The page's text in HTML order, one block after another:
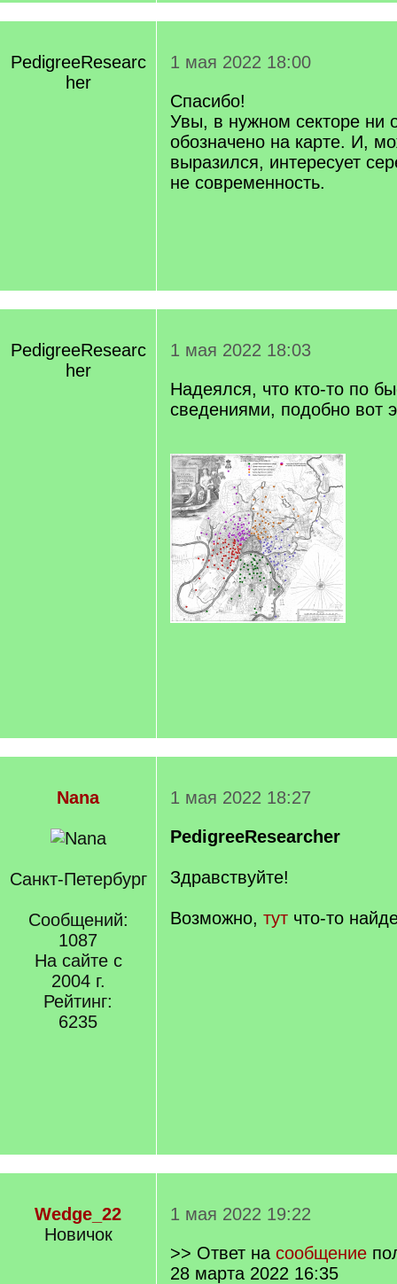
PedigreeResearc
her
1 мая 2022 18:00
Спасибо!
Увы, в нужном секторе ни
обозначено на карте. И,
выразился, интересует
не современность.
PedigreeResearc
her
1 мая 2022 18:03
Надеялся, что кто-то по
сведениями, подобно вот
Nana
Санкт-Петербург
Сообщений:
1087
На сайте с
2004 г.
Рейтинг:
6235
1 мая 2022 18:27
PedigreeResearcher
Здравствуйте!
Возможно, тут что-то
Wedge_22
Новичок
1 мая 2022 19:22
>> Ответ на сообщение
28 марта 2022 16:35